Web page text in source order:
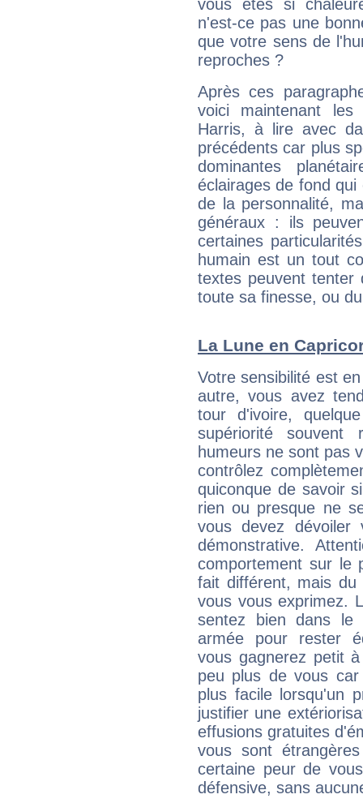
vous êtes si
n'est-ce pas une
que votre sens de
reproches ?
Après ces
voici maintenant
Harris, à lire avec
précédents car plus
dominantes
éclairages de fond
de la personnalité,
généraux : ils
certaines
humain est un tout
textes peuvent tenter
toute sa finesse, ou
La Lune en
Votre sensibilité est
autre, vous avez
tour d'ivoire,
supériorité souvent
humeurs ne sont pas
contrôlez
quiconque de savoir
rien ou presque ne
vous devez
démonstrative.
comportement sur le
fait différent, mais du
vous vous exprimez.
sentez bien dans le
armée pour rester
vous gagnerez petit
peu plus de vous
plus facile lorsqu'un
justifier une
effusions gratuites
vous sont
certaine peur de
défensive, sans